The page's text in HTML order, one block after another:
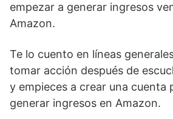
empezar a generar ingresos
Amazon.
Te lo cuento en líneas
tomar acción después de
y empieces a crear una cuenta
generar ingresos en Amazon.